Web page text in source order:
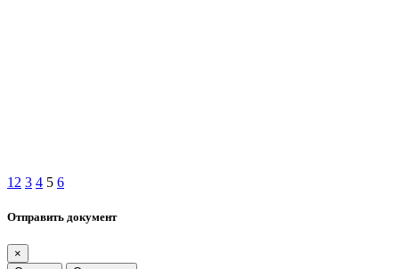
1 2 3 4 5 6
Отправить документ
×